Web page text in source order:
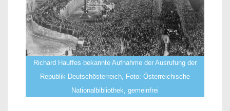
Richard Hauffes bekannte Aufnahme der Ausrufung der
Republik Deutschösterreich, Foto: Österreichische
Nationalbibliothek, gemeinfrei